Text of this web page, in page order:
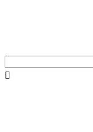
